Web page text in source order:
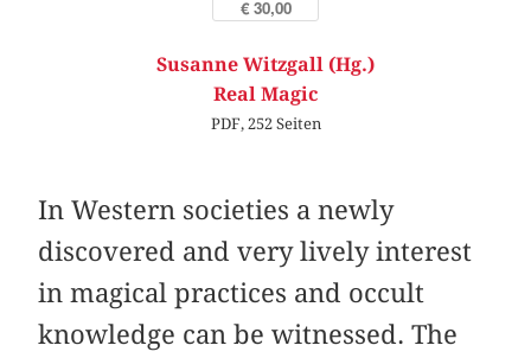
€ 30,00
Susanne Witzgall (Hg.)
Real Magic
PDF, 252 Seiten
In Western societies a newly
discovered and very lively interest
in magical practices and occult
knowledge can be witnessed. The